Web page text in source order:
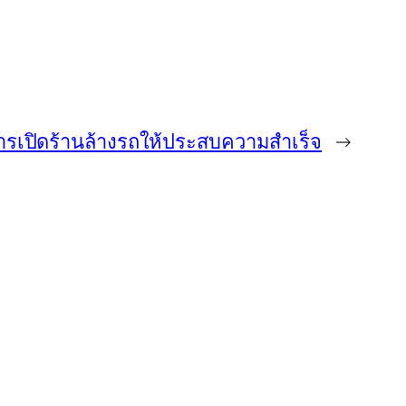
รเปิดร้านล้างรถให้ประสบความสำเร็จ →